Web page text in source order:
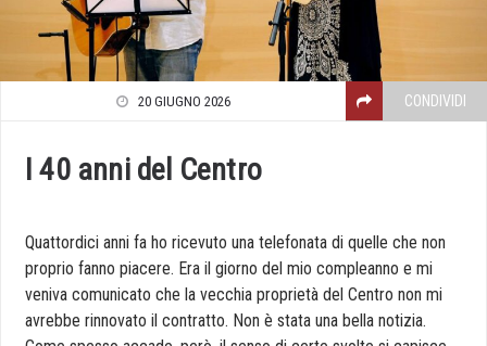
20 GIUGNO 2026 CONDIVIDI
I 40 anni del Centro
Quattordici anni fa ho ricevuto una telefonata di quelle che non
proprio fanno piacere. Era il giorno del mio compleanno e mi
veniva comunicato che la vecchia proprietà del Centro non mi
avrebbe rinnovato il contratto. Non è stata una bella notizia.